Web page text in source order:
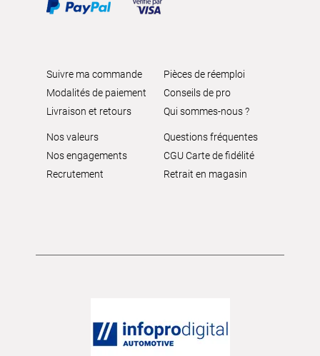
Suivre ma commande
Modalités de paiement
Livraison et retours
Pièces de réemploi
Conseils de pro
Qui sommes-nous ?
Nos valeurs
Nos engagements
Recrutement
Questions fréquentes
CGU Carte de fidélité
Retrait en magasin